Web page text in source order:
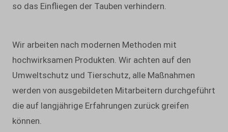
so das Einfliegen der Tauben verhindern.
Wir arbeiten nach modernen Methoden mit
hochwirksamen Produkten. Wir achten auf den
Umweltschutz und Tierschutz, alle Maßnahmen
werden von ausgebildeten Mitarbeitern durchgeführt
die auf langjährige Erfahrungen zurück greifen
können.